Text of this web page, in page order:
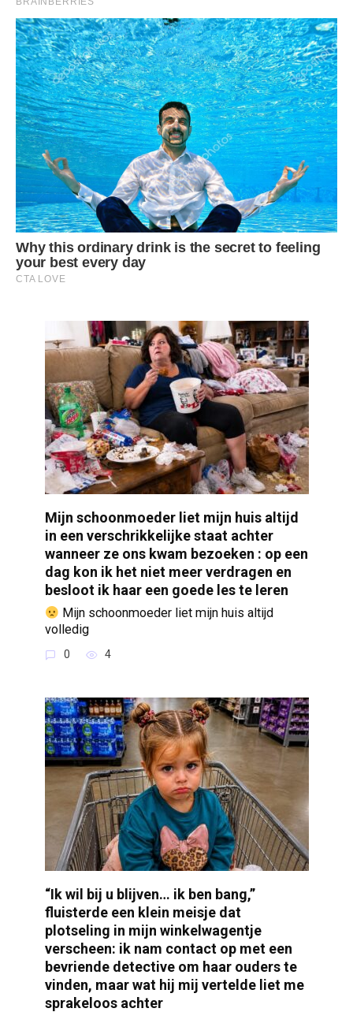
Mijn schoonmoeder liet mijn huis altijd
in een verschrikkelijke staat achter
wanneer ze ons kwam bezoeken : op een
dag kon ik het niet meer verdragen en
besloot ik haar een goede les te leren
Mijn schoonmoeder liet mijn huis altijd
volledig
0 4
“Ik wil bij u blijven… ik ben bang,”
fluisterde een klein meisje dat
plotseling in mijn winkelwagentje
verscheen: ik nam contact op met een
bevriende detective om haar ouders te
vinden, maar wat hij mij vertelde liet me
sprakeloos achter